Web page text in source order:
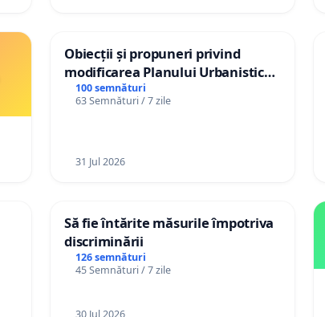
Obiecții și propuneri privind
modificarea Planului Urbanistic
General al orașului Ialoveni
100 semnături
63 Semnături / 7 zile
31 Jul 2026
Să fie întărite măsurile împotriva
discriminării
126 semnături
45 Semnături / 7 zile
30 Jul 2026